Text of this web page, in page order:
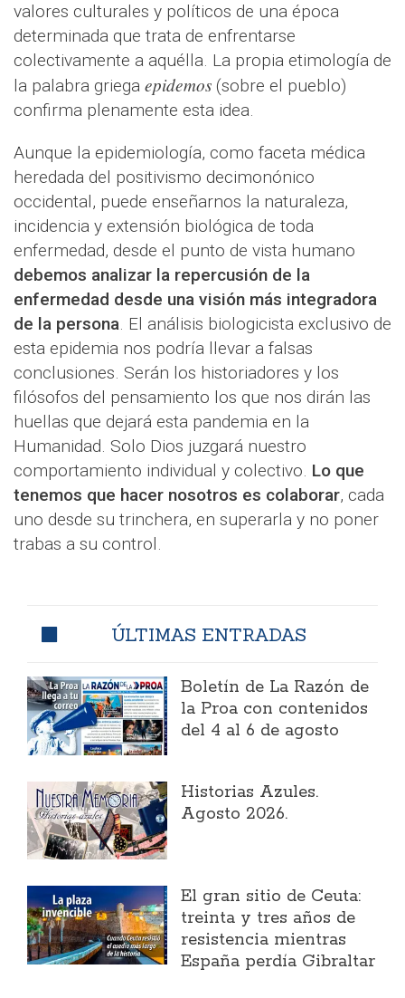
valores culturales y políticos de una época
determinada que trata de enfrentarse
colectivamente a aquélla. La propia etimología de
la palabra griega epidemos (sobre el pueblo)
confirma plenamente esta idea.
Aunque la epidemiología, como faceta médica
heredada del positivismo decimonónico
occidental, puede enseñarnos la naturaleza,
incidencia y extensión biológica de toda
enfermedad, desde el punto de vista humano
debemos analizar la repercusión de la
enfermedad desde una visión más integradora
de la persona. El análisis biologicista exclusivo de
esta epidemia nos podría llevar a falsas
conclusiones. Serán los historiadores y los
filósofos del pensamiento los que nos dirán las
huellas que dejará esta pandemia en la
Humanidad. Solo Dios juzgará nuestro
comportamiento individual y colectivo. Lo que
tenemos que hacer nosotros es colaborar, cada
uno desde su trinchera, en superarla y no poner
trabas a su control.
ÚLTIMAS ENTRADAS
Boletín de La Razón de
la Proa con contenidos
del 4 al 6 de agosto
Historias Azules.
Agosto 2026.
El gran sitio de Ceuta:
treinta y tres años de
resistencia mientras
España perdía Gibraltar